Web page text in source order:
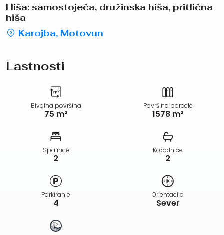
Hiša: samostoječa, družinska hiša, pritlična
hiša
Karojba, Motovun
Lastnosti
Bivalna površina
75 m²
Površina parcele
1578 m²
Spalnice
2
Kopalnice
2
Parkiranje
4
Orientacija
Sever